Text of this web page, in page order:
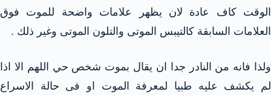
الوقت كاف عادة لان يظهر علامات واضحة للموت فوق
العلامات السابقة كالتيبس الموتى والتلون الموتى وغير ذلك .
ولذا فانه من النادر جدا ان يقال بموت شخص حي اللهم الا اذا
لم يكشف عليه طبيا لمعرفة الموت او فى حالة الاسراع